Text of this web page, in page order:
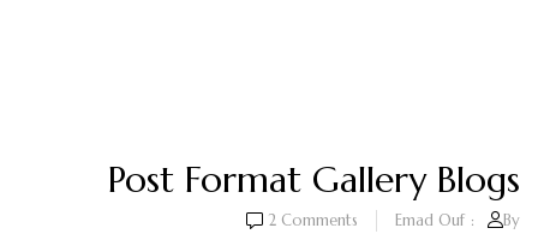
Post Format Gallery Blogs
By:
Emad Ouf
2 Comments